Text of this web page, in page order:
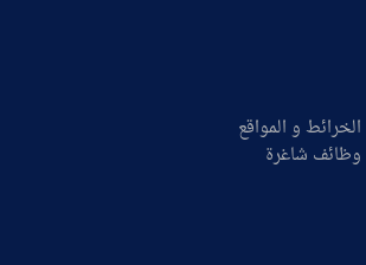
الخرائط و المواقع
وظائف شاغرة